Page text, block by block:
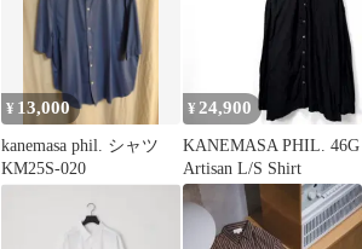
¥ 13,000
kanemasa phil. シャツ
KM25S-020
¥24,900
KANEMASA PHIL. 46G
Artisan L/S Shirt